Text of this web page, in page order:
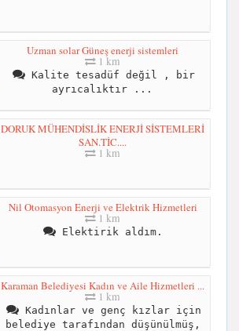
Uzman solar Güneş enerji sistemleri
1 km
Kalite tesadüf değil , bir
ayrıcalıktır ...
DORUK MÜHENDİSLİK ENERJİ SİSTEMLERİ
SAN.TİC....
1 km
Nil Otomasyon Enerji ve Elektrik Hizmetleri
1 km
Elektirik aldım.
Karaman Belediyesi Kadın ve Aile Hizmetleri ...
1 km
Kadınlar ve genç kızlar için
belediye tarafından düşünülmüş,